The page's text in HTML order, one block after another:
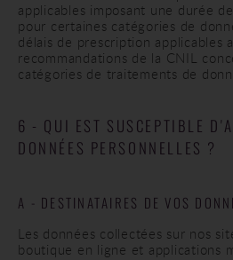
applicables imposant une durée
pour certaines catégories de
délais de prescription applicables
recommandations de la CNIL
catégories de traitements de
6 - QUI EST SUSCEPTIBLE
DONNÉES PERSONNELLES ?
A - DESTINATAIRES DE VOS
Les données collectées sur nos
boutique en ligne et applications